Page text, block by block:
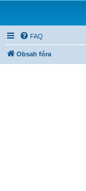
FAQ
Obsah fóra